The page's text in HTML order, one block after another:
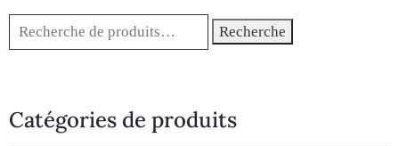
Recherche
Catégories de produits